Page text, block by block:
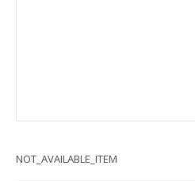
NOT_AVAILABLE_ITEM